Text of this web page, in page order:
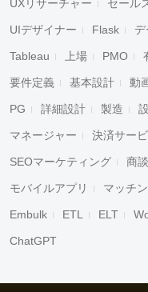
UXリサーチャー セール
UIデザイナー Flask デ
Tableau 上場 PMO
要件定義 基本設計 動
PG 詳細設計 製造
マネージャー 決済サー
SEOマーケティング 商談
モバイルアプリ マッチ
Embulk ETL ELT
ChatGPT